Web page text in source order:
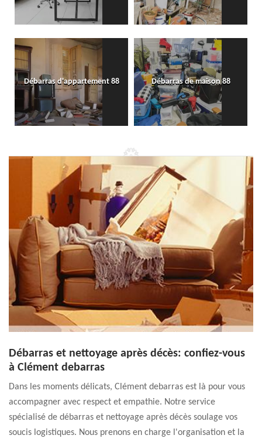
Débarras d'appartement 88 Débarras de maison 88
Débarras et nettoyage après décès: confiez-vous
à Clément debarras
Dans les moments délicats, Clément debarras est là pour vous
accompagner avec respect et empathie. Notre service
spécialisé de débarras et nettoyage après décès soulage vos
soucis logistiques. Nous prenons en charge l'organisation et la